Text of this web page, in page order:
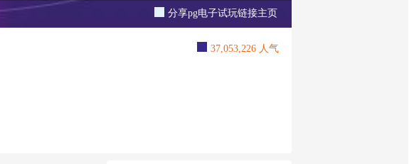
分享pg电子试玩链接主页
37,053,226 人气